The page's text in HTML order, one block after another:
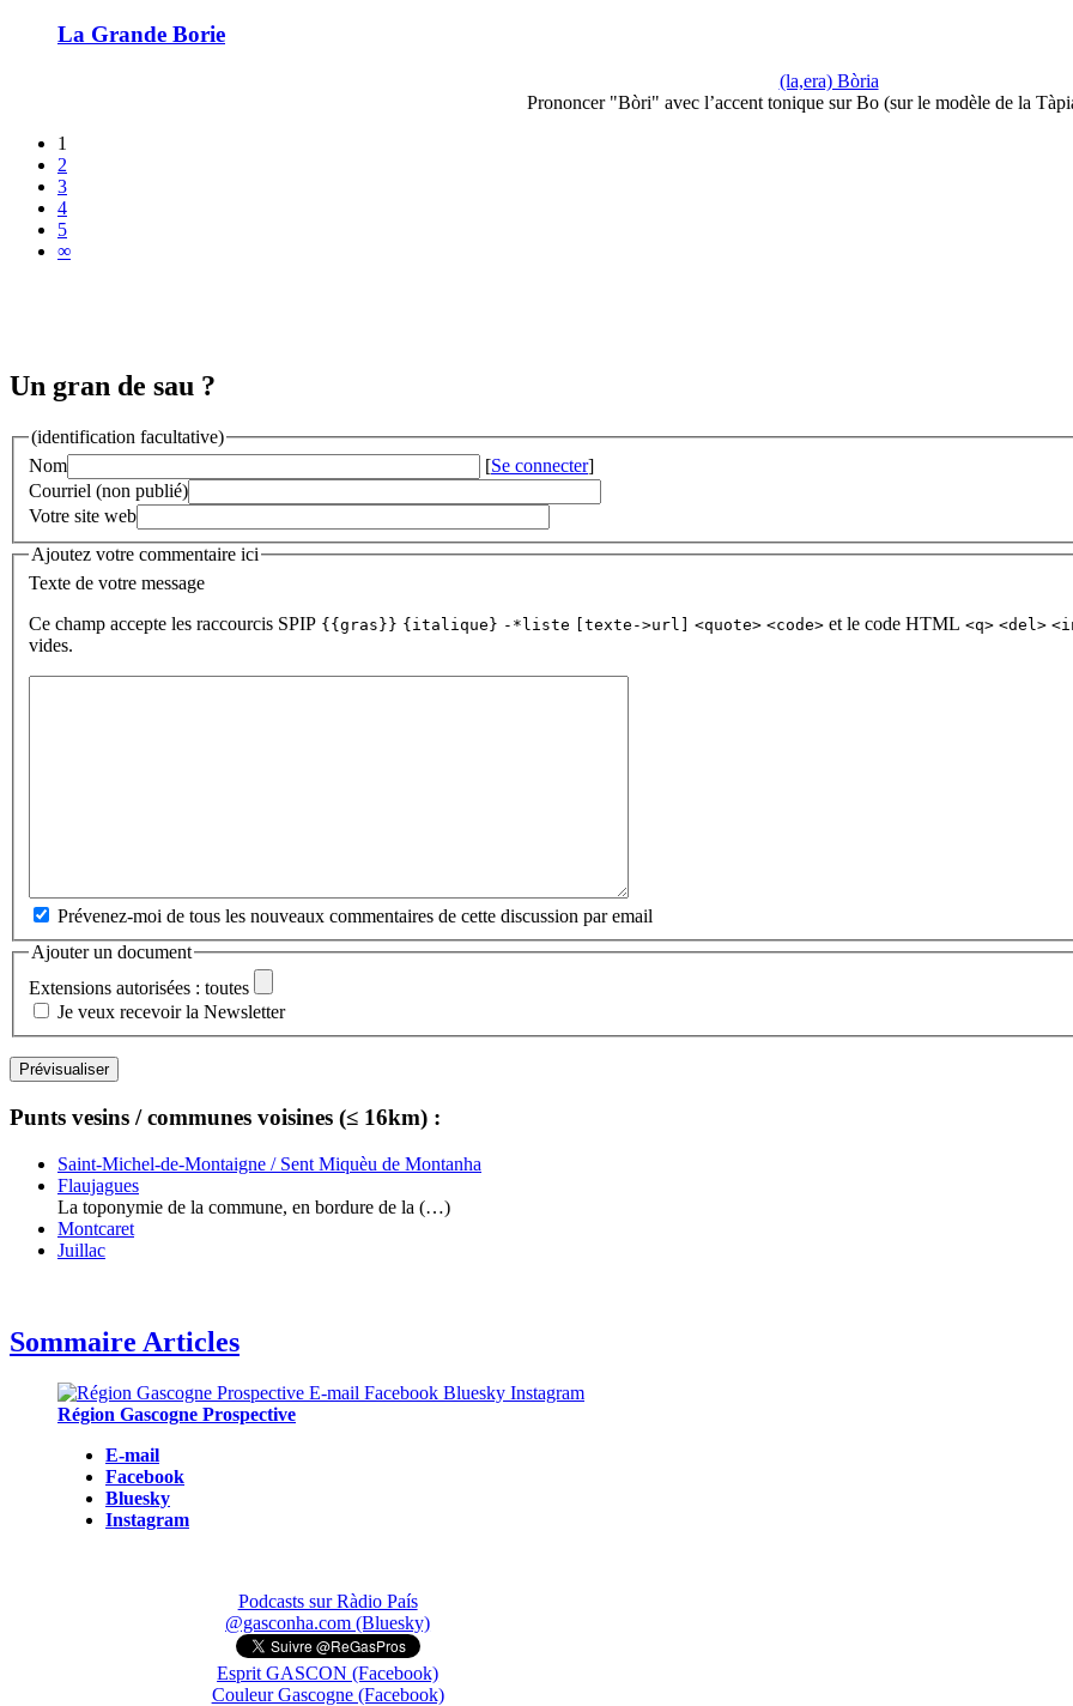
La Grande Borie
(la,era) Bòria
Prononcer "Bòri" avec l’accent tonique sur Bo (sur le modèle de la
1
2
3
4
5
∞
Un gran de sau ?
(identification facultative)
Nom
[Se connecter]
Courriel (non publié)
Votre site web
Ajoutez votre commentaire ici
Texte de votre message
Ce champ accepte les raccourcis SPIP {{gras}} {italique} -*liste [texte->url] <quote> <code> et le code HTML <q> <del>
vides.
Prévenez-moi de tous les nouveaux commentaires de cette discussion par email
Ajouter un document
Extensions autorisées : toutes
Je veux recevoir la Newsletter
Punts vesins / communes voisines (≤ 16km) :
Saint-Michel-de-Montaigne / Sent Miquèu de Montanha
Flaujagues
La toponymie de la commune, en bordure de la (…)
Montcaret
Juillac
Sommaire Articles
Région Gascogne Prospective
E-mail
Facebook
Bluesky
Instagram
Podcasts sur Ràdio País
@gasconha.com (Bluesky)
Esprit GASCON (Facebook)
Couleur Gascogne (Facebook)